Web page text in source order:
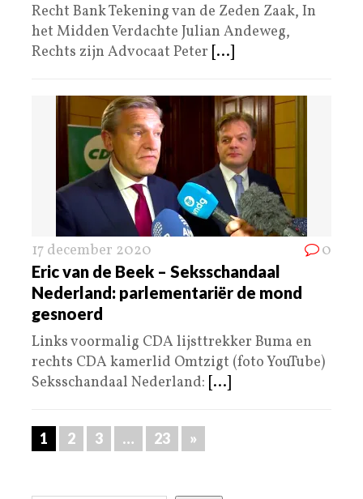
Recht Bank Tekening van de Zeden Zaak, In
het Midden Verdachte Julian Andeweg,
Rechts zijn Advocaat Peter [...]
17 december 2020 0
Eric van de Beek – Seksschandaal
Nederland: parlementariër de mond
gesnoerd
Links voormalig CDA lijsttrekker Buma en
rechts CDA kamerlid Omtzigt (foto YouTube)
Seksschandaal Nederland: [...]
1 2 3 … 23 »